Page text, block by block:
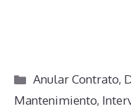
Categorías
Anular Contrato,
Mantenimiento,